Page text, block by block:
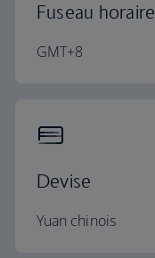
Fuseau horaire
GMT+8
Devise
Yuan chinois